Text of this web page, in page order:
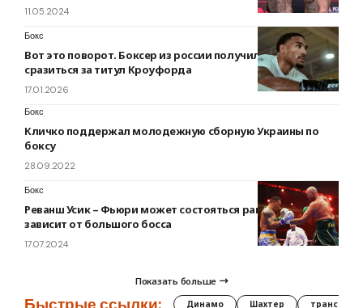
11.05.2024
Бокс
Вот это поворот. Боксер из россии получил шанс
сразиться за титул Кроуфорда
17.01.2026
Бокс
Кличко поддержал молодежную сборную Украины по
боксу
28.09.2022
Бокс
Реванш Усик – Фьюри может состояться раньше. Все
зависит от большого босса
17.07.2024
Показать больше
Динамо Шахтер трансферы